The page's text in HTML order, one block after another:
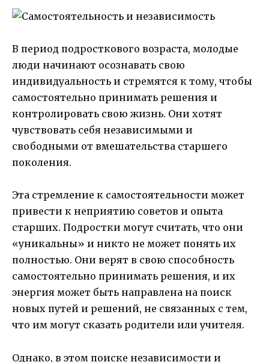
В период подросткового возраста, молодые
люди начинают осознавать свою
индивидуальность и стремятся к тому, чтобы
самостоятельно принимать решения и
контролировать свою жизнь. Они хотят
чувствовать себя независимыми и
свободными от вмешательства старшего
поколения.
Эта стремление к самостоятельности может
привести к неприятию советов и опыта
старших. Подростки могут считать, что они
«уникальны» и никто не может понять их
полностью. Они верят в свою способность
самостоятельно принимать решения, и их
энергия может быть направлена на поиск
новых путей и решений, не связанных с тем,
что им могут сказать родители или учителя.
Однако, в этом поиске независимости и